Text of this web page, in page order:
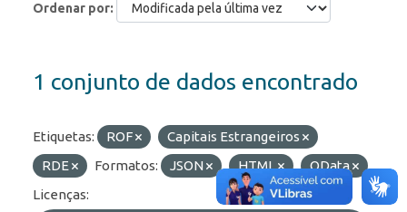
Ordenar por
1 conjunto de dados encontrado
Etiquetas: ROF
Capitais Estrangeiros
RDE
Formatos: JSON HTML
OData
Licenças: